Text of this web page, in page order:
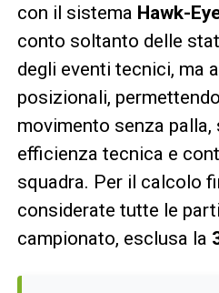
con il sistema Hawk-
conto soltanto delle
degli eventi tecnici, ma
posizionali,
movimento senza
efficienza tecnica e
squadra. Per il calcolo
considerate tutte le
campionato, esclusa la